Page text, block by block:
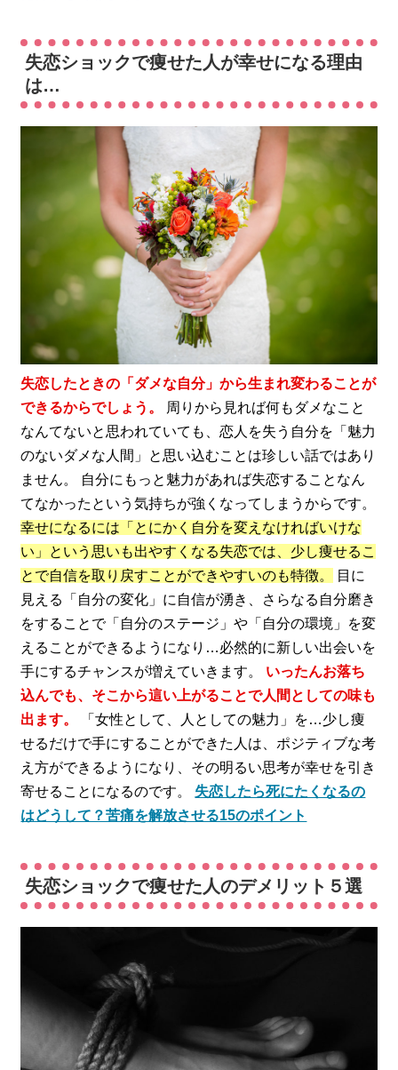
失恋ショックで痩せた人が幸せになる理由
は…
失恋したときの「ダメな自分」から生まれ変わることが
できるからでしょう。
周りから見れば何もダメなこと
なんてないと思われていても、恋人を失う自分を「魅力
のないダメな人間」と思い込むことは珍しい話ではあり
ません。 自分にもっと魅力があれば失恋することなん
てなかったという気持ちが強くなってしまうからです。
幸せになるには「とにかく自分を変えなければいけな
い」という思いも出やすくなる失恋では、少し痩せるこ
とで自信を取り戻すことができやすいのも特徴。
目に
見える「自分の変化」に自信が湧き、さらなる自分磨き
をすることで「自分のステージ」や「自分の環境」を変
えることができるようになり…必然的に新しい出会いを
手にするチャンスが増えていきます。 いったんお落ち
込んでも、そこから這い上がることで人間としての味も
出ます。
「女性として、人としての魅力」を…少し痩
せるだけで手にすることができた人は、ポジティブな考
え方ができるようになり、その明るい思考が幸せを引き
寄せることになるのです。 失恋したら死にたくなるの
はどうして？苦痛を解放させる15のポイント
失恋ショックで痩せた人のデメリット５選